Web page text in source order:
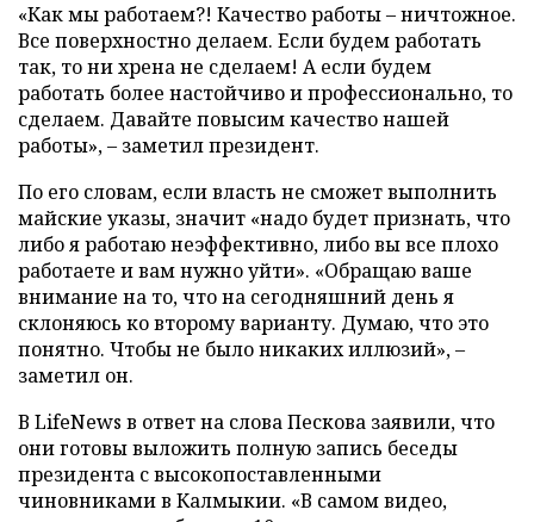
«Как мы работаем?! Качество работы–ничтожное.
Все поверхностно делаем. Если будем работать
так, то ни хрена не сделаем! А если будем
работать более настойчиво и профессионально, то
сделаем. Давайте повысим качество нашей
работы»,– заметил президент.
По его словам, если власть не сможет выполнить
майские указы, значит «надо будет признать, что
либо я работаю неэффективно, либо вы все плохо
работаете и вам нужно уйти». «Обращаю ваше
внимание на то, что на сегодняшний день я
склоняюсь ко второму варианту. Думаю, что это
понятно. Чтобы не было никаких иллюзий»,–
заметил он.
В LifeNews в ответ на слова Пескова заявили, что
они готовы выложить полную запись беседы
президента с высокопоставленными
чиновниками в Калмыкии. «В самом видео,